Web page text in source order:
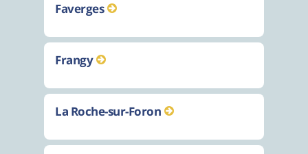
Faverges
Frangy
La Roche-sur-Foron